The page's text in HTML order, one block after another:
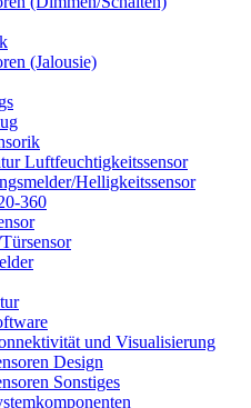
(Jalousie)
Luftfeuchtigkeitssensor
Helligkeitssensor
360
und Visualisierung
Design
Sonstiges